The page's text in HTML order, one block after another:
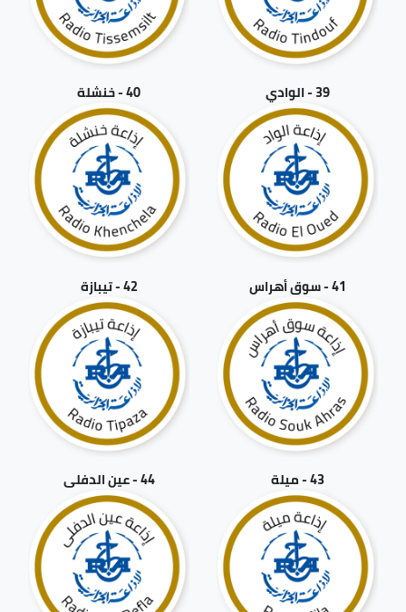
39 - الوادي 40 - خنشلة
41 - سوق أهراس 42 - تيبازة
43 - ميلة 44 - عين الدفلى